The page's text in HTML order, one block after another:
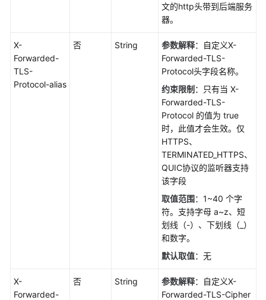
文的http头带到后端服务
器。
X-
Forwarded-
TLS-
Protocol-alias
否 String 参数解释：自定义X-
Forwarded-TLS-
Protocol头字段名称。
约束限制 ：只有当 X-
Forwarded-TLS-
Protocol 的值为 true
时，此值才会生效。仅
HTTPS、
TERMINATED_HTTPS、
QUIC协议的监听器支持
该字段
取值范围：1~40 个字
符。支持字母 a~z、短
划线（-）、下划线（_）
和数字。
默认取值：无
X-
Forwarded-
否 String 参数解释：自定义X-
Forwarded-TLS-Cipher